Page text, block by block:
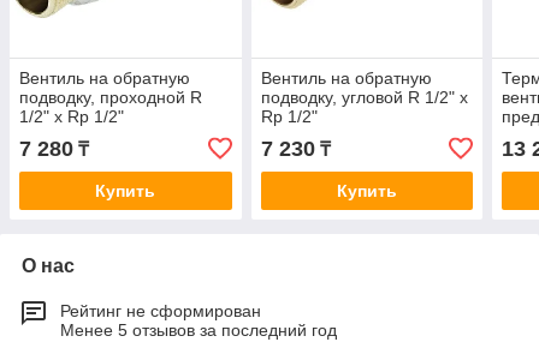
Вентиль на обратную
подводку, проходной R
1/2" х Rp 1/2"
7 280 ₸
Купить
Вентиль на обратную
подводку, угловой R 1/2" х
Rp 1/2"
7 230₸
Купить
1/2"
13
О нас
Рейтинг не сформирован
Менее 5 отзывов за последний год